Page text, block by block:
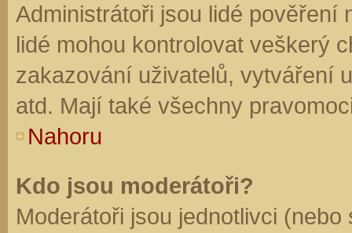
Administrátoři jsou lidé pověření
lidé mohou kontrolovat veškerý
zakazování uživatelů, vytváření
atd. Mají také všechny
Nahoru
Kdo jsou moderátoři?
Moderátoři jsou jednotlivci